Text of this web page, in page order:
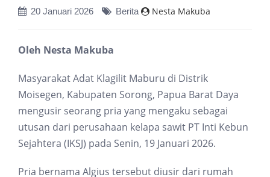
20 Januari 2026 Berita Nesta Makuba
Oleh Nesta Makuba
Masyarakat Adat Klagilit Maburu di Distrik
Moisegen, Kabupaten Sorong, Papua Barat Daya
mengusir seorang pria yang mengaku sebagai
utusan dari perusahaan kelapa sawit PT Inti Kebun
Sejahtera (IKSJ) pada Senin, 19 Januari 2026.
Pria bernama Algius tersebut diusir dari rumah